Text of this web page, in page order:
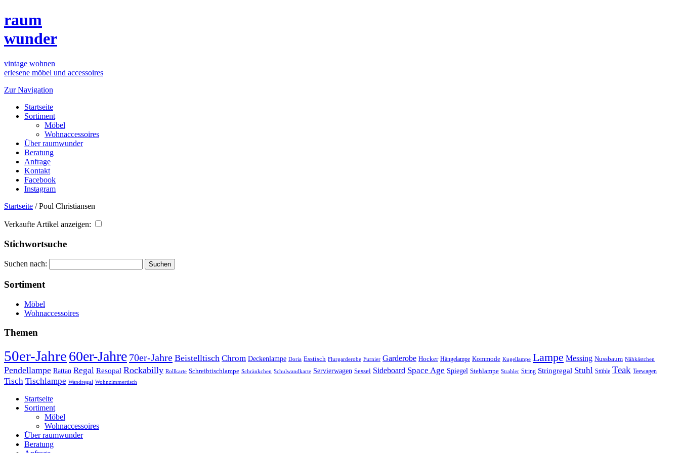
raum
wunder
vintage wohnen
erlesene möbel und accessoires
Zur Navigation
Startseite
Sortiment
Möbel
Wohnaccessoires
Über raumwunder
Beratung
Anfrage
Kontakt
Facebook
Instagram
Startseite /Poul Christiansen
Verkaufte Artikel anzeigen:
Stichwortsuche
Suchen nach:
Sortiment
Möbel
Wohnaccessoires
Themen
50er-Jahre60er-Jahre 70er-Jahre Beistelltisch Chrom Deckenlampe Doria Esstisch Flurgarderobe Furnier Garderobe Hocker Hängelampe Kommode Kugellampe Lampe Messing Nussbaum Nähkästchen
Pendellampe Rattan Regal Resopal Rockabilly Rollkarte Schreibtischlampe Schränkchen Schulwandkarte Servierwagen Sessel Sideboard Space Age Spiegel Stehlampe Strahler String Stringregal Stuhl Stühle Teak Teewagen
Tisch Tischlampe Wandregal Wohnzimmertisch
Startseite
Sortiment
Möbel
Wohnaccessoires
Über raumwunder
Beratung